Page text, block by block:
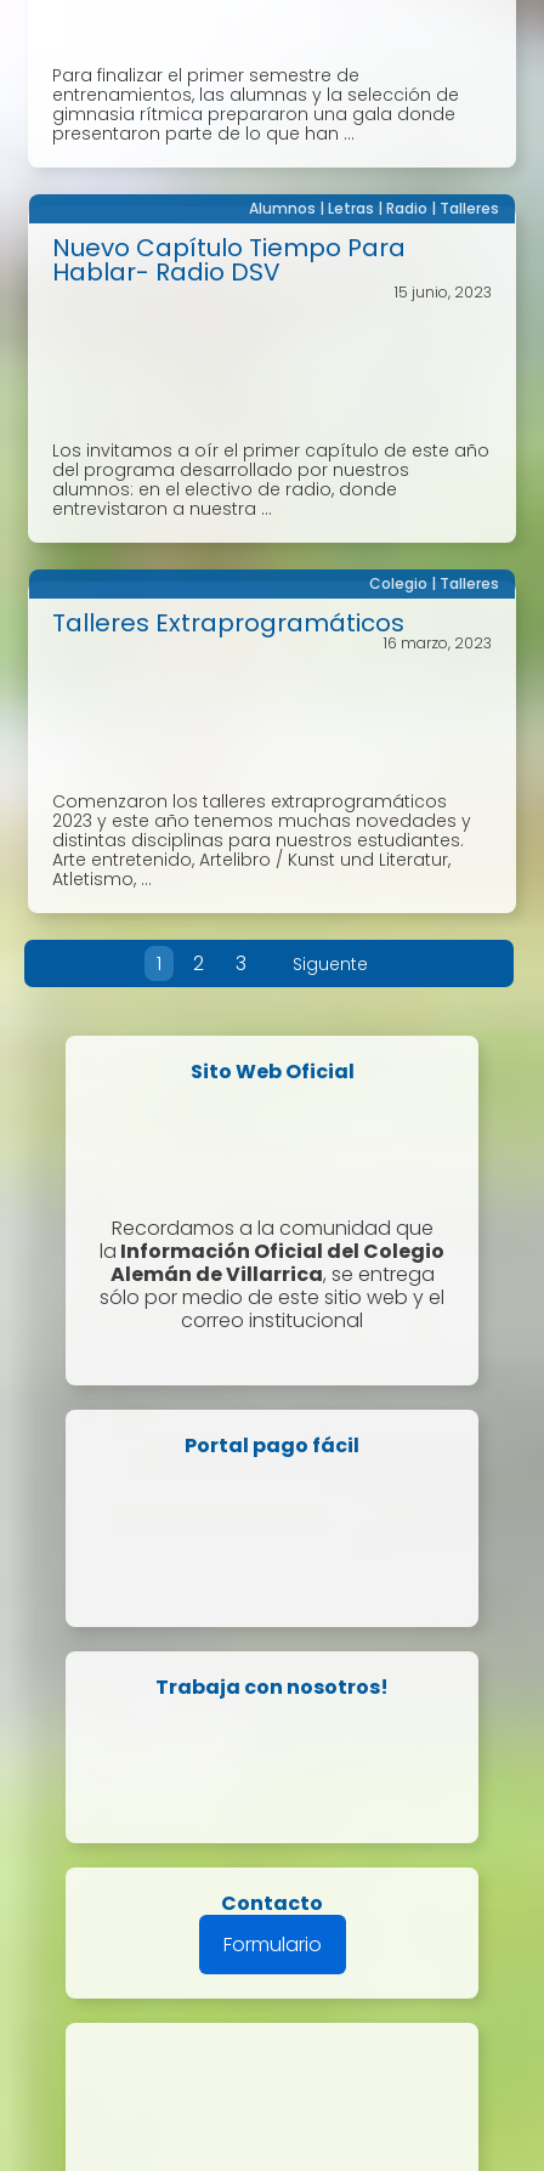
Para finalizar el primer semestre de
entrenamientos, las alumnas y la selección de
gimnasia rítmica prepararon una gala donde
presentaron parte de lo que han ...
Alumnos |Letras |Radio | Talleres
Nuevo Capítulo Tiempo Para
Hablar- Radio DSV
15 junio, 2023
Los invitamos a oír el primer capítulo de este año
del programa desarrollado por nuestros
alumnos: en el electivo de radio, donde
entrevistaron a nuestra ...
Colegio | Talleres
Talleres Extraprogramáticos
16 marzo, 2023
Comenzaron los talleres extraprogramáticos
2023 y este año tenemos muchas novedades y
distintas disciplinas para nuestros estudiantes.
Arte entretenido, Artelibro / Kunst und Literatur,
Atletismo, ...
1 2 3 Siguente
Sito Web Oficial
Recordamos a la comunidad que
la Información Oficial del Colegio
Alemán de Villarrica, se entrega
sólo por medio de este sitio web y el
correo institucional
Portal pago fácil
Trabaja con nosotros!
Contacto
Formulario